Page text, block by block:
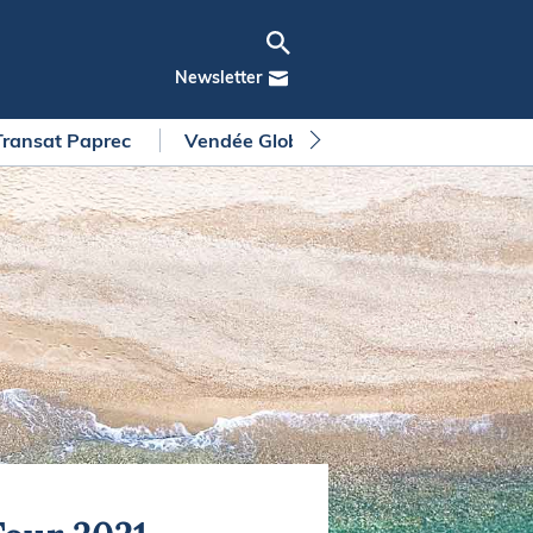
Newsletter
Paprec Vendée Globe